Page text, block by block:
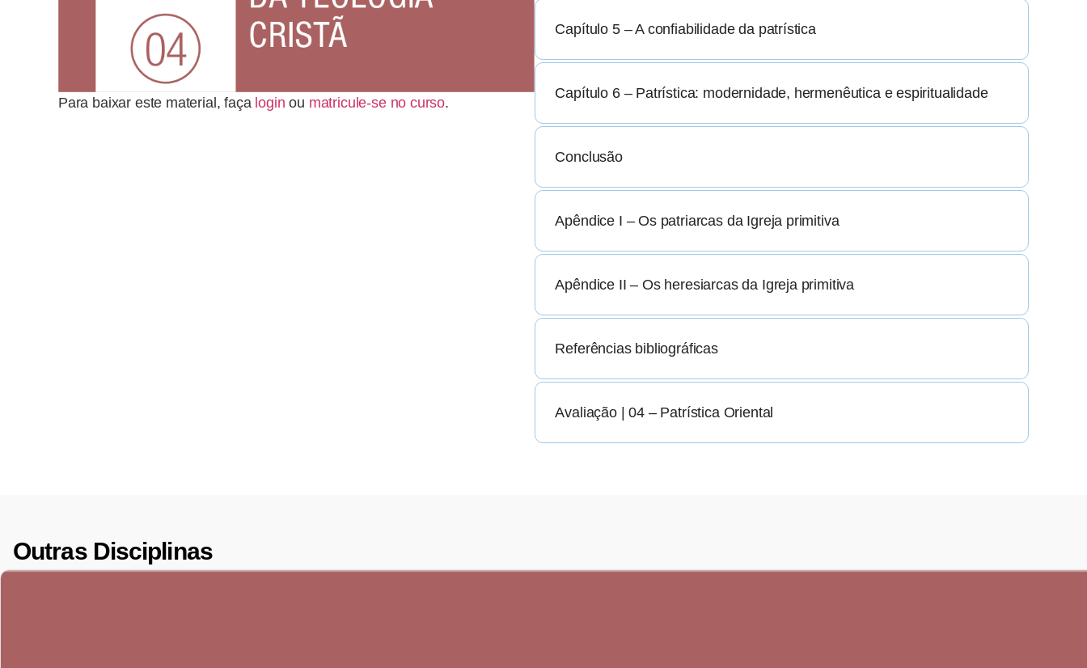
Para baixar este material, faça login ou matricule-se no curso.
Capítulo 5 – A confiabilidade da patrística
Capítulo 6 – Patrística: modernidade, hermenêutica e espiritualidade
Conclusão
Apêndice I – Os patriarcas da Igreja primitiva
Apêndice II – Os heresiarcas da Igreja primitiva
Referências bibliográficas
Avaliação | 04 – Patrística Oriental
Outras Disciplinas